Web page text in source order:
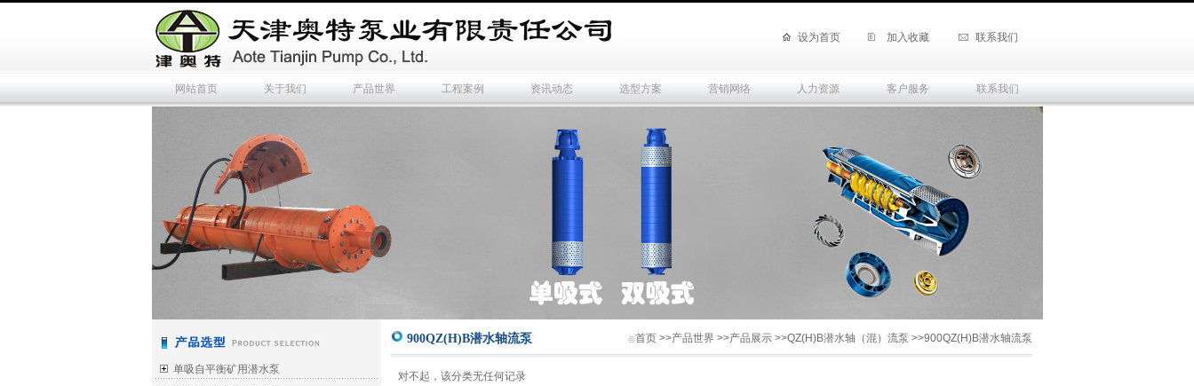
设为首页 加入收藏 联系我们
网站首页 关于我们 产品世界 工程案例 资讯动态 选型方案 营销网络 人力资源 客户服务 联系我们
单吸自平衡矿用潜水泵
900QZ(H)B潜水轴流泵 ◎首页 >>产品世界 >>产品展示 >>QZ(H)B潜水轴（混）流泵 >>900QZ(H)B潜水轴流泵
对不起，该分类无任何记录